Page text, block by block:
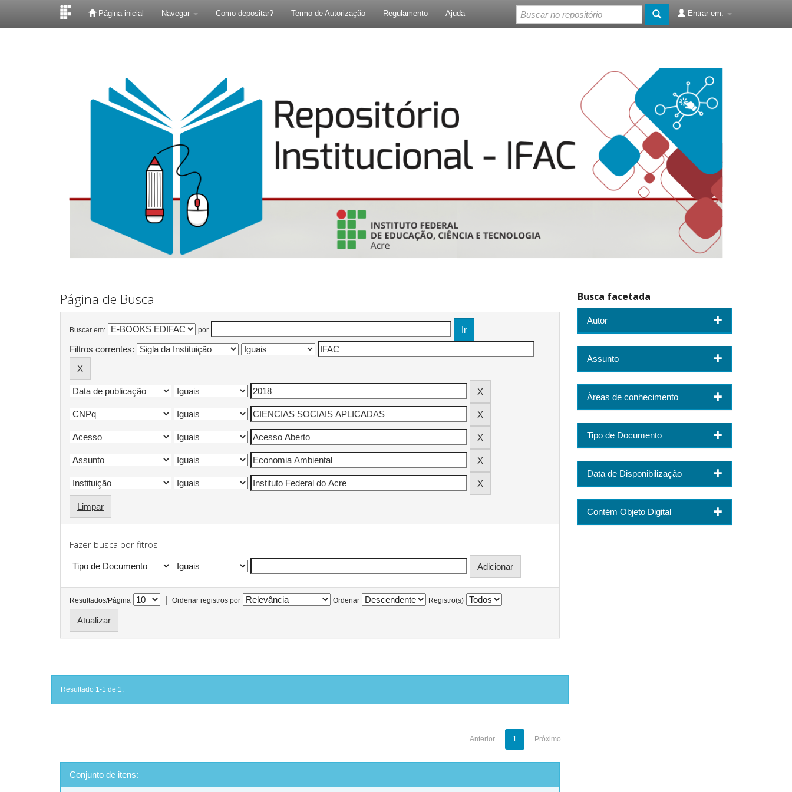
Página inicial Navegar Como depositar? Termo de Autorização Regulamento Ajuda Entrar em:
Página de Busca
Buscar em: por
Filtros correntes:
Limpar
Fazer busca por fitros
Resultados/Página | Ordenar registros por Ordenar Registro(s)
Resultado 1-1 de 1.
Anterior 1 Próximo
Conjunto de itens:
Busca facetada
Autor
Assunto
Áreas de conhecimento
Tipo de Documento
Data de Disponibilização
Contém Objeto Digital